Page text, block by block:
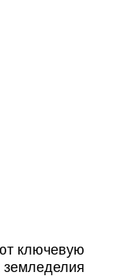
ключевую
земледелия